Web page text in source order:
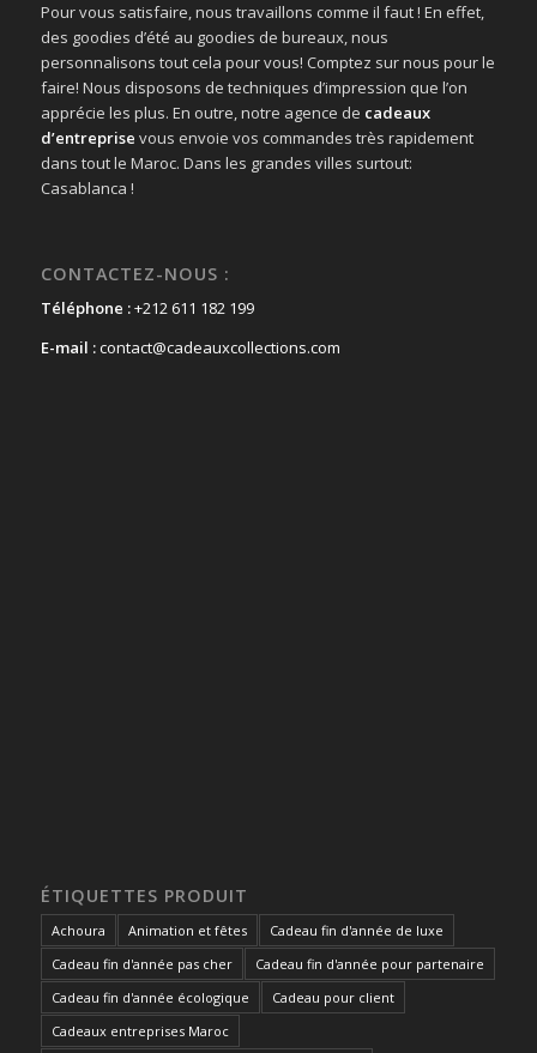
Pour vous satisfaire, nous travaillons comme il faut ! En effet,
des goodies d’été au goodies de bureaux, nous
personnalisons tout cela pour vous! Comptez sur nous pour le
faire! Nous disposons de techniques d’impression que l’on
apprécie les plus. En outre, notre agence de cadeaux
d’entreprise vous envoie vos commandes très rapidement
dans tout le Maroc. Dans les grandes villes surtout:
Casablanca !
CONTACTEZ-NOUS :
Téléphone :+212 611 182 199
E-mail :contact@cadeauxcollections.com
ÉTIQUETTES PRODUIT
Achoura Animation et fêtes
Cadeau fin d'année de luxe
Cadeau fin d'année pas cher
Cadeau fin d'année pour partenaire
Cadeau fin d'année écologique
Cadeau pour client
Cadeaux entreprises Maroc